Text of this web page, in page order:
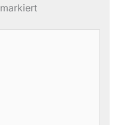
markiert